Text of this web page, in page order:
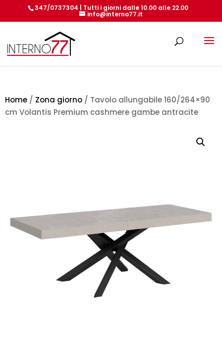
347/0737304 | Tutti i giorni dalle 10.00 alle 22.00
info@interno77.it
Home / Zona giorno / Tavolo allungabile 160/264×90
cm Volantis Premium cashmere gambe antracite